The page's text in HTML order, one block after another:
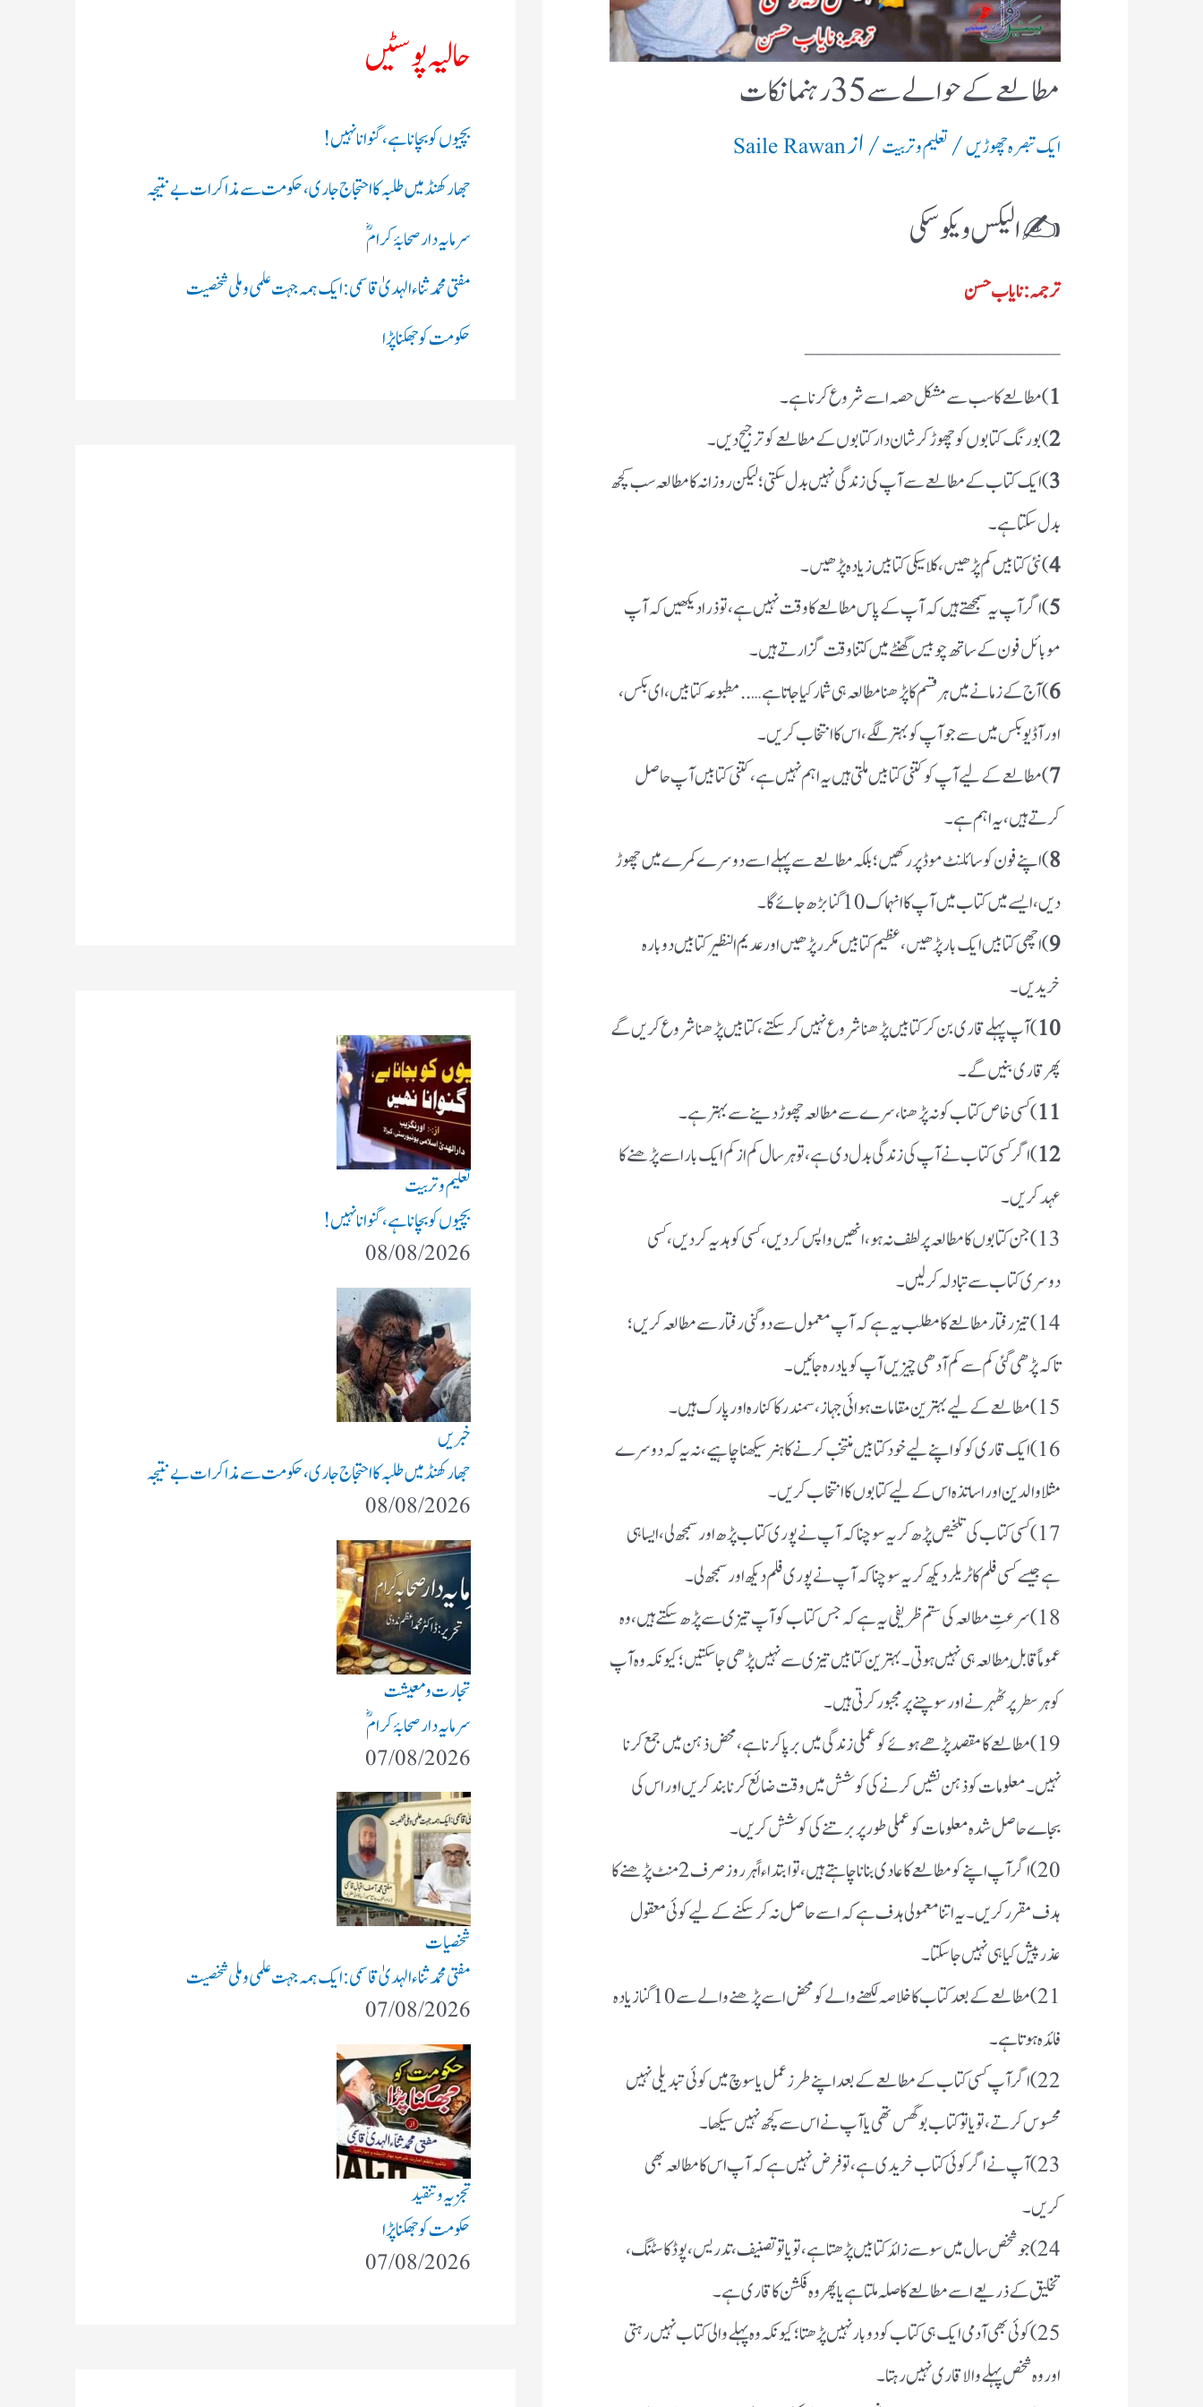
مطالعے کے حوالے سے 35 رہنما نکات
ایک تبصرہ چھوڑیں/تعلیم و تربیت/ ازSaile Rawan
✍️ الیکس ویکوسکی
ترجمہ: نایاب حسن
1) مطالعے کا سب سے مشکل حصہ اسے شروع کرنا ہے۔
2) بورنگ کتابوں کو چھوڑ کر شان دار کتابوں کے مطالعے کو ترجیح دیں۔
3) ایک کتاب کے مطالعے سے آپ کی زندگی نہیں بدل سکتی؛ لیکن روزانہ کا مطالعہ سب کچھ
بدل سکتا ہے۔
4) نئی کتابیں کم پڑھیں، کلاسیکی کتابیں زیادہ پڑھیں۔
5) اگر آپ یہ سمجھتے ہیں کہ آپ کے پاس مطالعے کا وقت نہیں ہے، تو ذرا دیکھیں کہ آپ
موبائل فون کے ساتھ چوبیس گھنٹے میں کتنا وقت گزارتے ہیں۔
6) آج کے زمانے میں ہر قسم کا پڑھنا مطالعہ ہی شمار کیا جاتا ہے….. مطبوعہ کتابیں، ای بکس،
اور آڈیو بکس میں سے جو آپ کو بہتر لگے ، اس کا انتخاب کریں۔
7) مطالعے کے لیے آپ کو کتنی کتابیں ملتی ہیں یہ اہم نہیں ہے، کتنی کتابیں آپ حاصل
کرتے ہیں، یہ اہم ہے۔
8) اپنے فون کو سائلنٹ موڈ پر رکھیں؛ بلکہ مطالعے سے پہلے اسے دوسرے کمرے میں چھوڑ
دیں،ایسے میں کتاب میں آپ کا انہماک 10 گنا بڑھ جائے گا۔
9) اچھی کتابیں ایک بار پڑھیں، عظیم کتابیں مکرر پڑھیں اور عدیم النظیر کتابیں دوبارہ
خریدیں۔
10) آپ پہلے قاری بن کر کتابیں پڑھنا شروع نہیں کرسکتے،کتابیں پڑھنا شروع کریں گے
پھر قاری بنیں گے۔
11) کسی خاص کتاب کو نہ پڑھنا، سرے سے مطالعہ چھوڑ دینے سے بہتر ہے۔
12) اگر کسی کتاب نے آپ کی زندگی بدل دی ہے، تو ہر سال کم از کم ایک بار اسے پڑھنے کا
عہد کریں۔
13) جن کتابوں کا مطالعہ پرلطف نہ ہو، انھیں واپس کردیں، کسی کو ہدیہ کردیں ،کسی
دوسری کتاب سے تبادلہ کرلیں۔
14) تیزرفتار مطالعے کا مطلب یہ ہے کہ آپ معمول سے دوگنی رفتار سے مطالعہ کریں؛
تاکہ پڑھی گئی کم سے کم آدھی چیزیں آپ کو یاد رہ جائیں ۔
15) مطالعے کے لیے بہترین مقامات ہوائی جہاز، سمندر کا کنارہ اور پارک ہیں۔
16) ایک قاری کو کو اپنے لیے خود کتابیں منتخب کرنے کا ہنر سیکھنا چاہیے، نہ یہ کہ دوسرے
مثلا والدین اور اساتذہ اس کے لیے کتابوں کا انتخاب کریں ۔
17) کسی کتاب کی تلخیص پڑھ کر یہ سوچنا کہ آپ نے پوری کتاب پڑھ اور سمجھ لی ، ایسا ہی
ہے جیسے کسی فلم کا ٹریلر دیکھ کر یہ سوچنا کہ آپ نے پوری فلم دیکھ اور سمجھ لی۔
18) سرعتِ مطالعہ کی ستم ظریفی یہ ہے کہ جس کتاب کو آپ تیزی سے پڑھ سکتے ہیں،وہ
عموماً قابلِ مطالعہ ہی نہیں ہوتی ۔ بہترین کتابیں تیزی سے نہیں پڑھی جاسکتیں؛ کیونکہ وہ آپ
کو ہر سطر پر ٹھہرنے اور سوچنے پر مجبور کرتی ہیں۔
19) مطالعے کا مقصد پڑھے ہوئے کو عملی زندگی میں برپا کرنا ہے، محض ذہن میں جمع کرنا
نہیں۔ معلومات کو ذہن نشیں کرنے کی کوشش میں وقت ضائع کرنا بند کریں اور اس کی
بجاے حاصل شدہ معلومات کو عملی طور پر برتنے کی کوشش کریں۔
20) اگر آپ اپنے کو مطالعے کاعادی بنانا چاہتے ہیں، تو ابتداءاً ہر روز صرف 2 منٹ پڑھنے کا
ہدف مقرر کریں۔ یہ اتنا معمولی ہدف ہے کہ اسے حاصل نہ کرسکنے کے لیے کوئی معقول
عذر پیش کیا ہی نہیں جا سکتا۔
21) مطالعے کے بعد کتاب کا خلاصہ لکھنے والے کو محض اسے پڑھنے والے سے 10 گنا زیادہ
فائدہ ہوتا ہے۔
22) اگر آپ کسی کتاب کے مطالعے کے بعد اپنے طرز عمل یا سوچ میں کوئی تبدیلی نہیں
محسوس کرتے ، تو یا تو کتاب بوگس تھی یا آپ نے اس سے کچھ نہیں سیکھا۔
23) آپ نے اگر کوئی کتاب خریدی ہے، تو فرض نہیں ہے کہ آپ اس کا مطالعہ بھی
کریں۔
24) جو شخص سال میں سو سے زائد کتابیں پڑھتا ہے، تو یا تو تصنیف، تدریس، پوڈ کاسٹنگ،
تخلیق کے ذریعے اسے مطالعے کا صلہ ملتا ہے یا پھر وہ فکشن کا قاری ہے۔
25) کوئی بھی آدمی ایک ہی کتاب کو دو بار نہیں پڑھتا؛ کیونکہ وہ پہلے والی کتاب نہیں رہتی
اور وہ شخص پہلے والا قاری نہیں رہتا۔
حالیہ پوسٹیں
بچیوں کو بچانا ہے، گنوانا نہیں!
جھارکھنڈ میں طلبہ کا احتجاج جاری، حکومت سے مذاکرات بے نتیجہ
سرمایہ دار صحابۂ کرامؓ
مفتی محمد ثناء الہدیٰ قاسمی: ایک ہمہ جہت علمی و ملی شخصیت
حکومت کو جھکنا پڑا
تعلیم و تربیت
بچیوں کو بچانا ہے، گنوانا نہیں!
08/08/2026
خبریں
جھارکھنڈ میں طلبہ کا احتجاج جاری، حکومت سے مذاکرات بے نتیجہ
08/08/2026
تجارت و معیشت
سرمایہ دار صحابۂ کرامؓ
07/08/2026
شخصیات
مفتی محمد ثناء الہدیٰ قاسمی: ایک ہمہ جہت علمی و ملی شخصیت
07/08/2026
تجزیہ و تنقید
حکومت کو جھکنا پڑا
07/08/2026